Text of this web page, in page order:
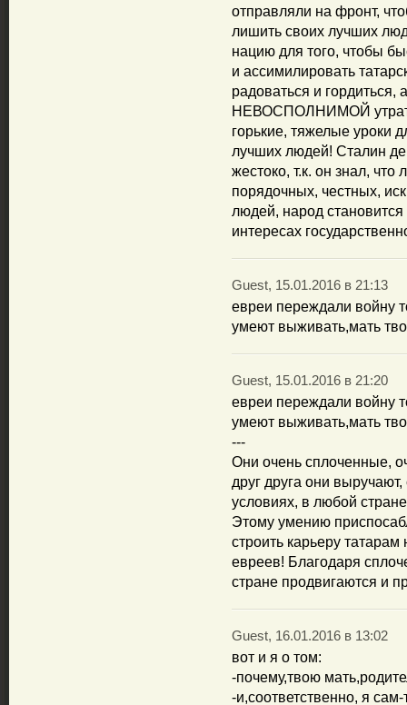
отправляли на фронт,
лишить своих лучших
нацию для того, чтобы
и ассимилировать
радоваться и гордиться,
НЕВОСПОЛНИМОЙ
горькие, тяжелые уроки
лучших людей! Сталин
жестоко, т.к. он знал,
порядочных, честных,
людей, народ
интересах
Guest, 15.01.2016 в 21:13
евреи переждали войну
умеют выживать,мать
Guest, 15.01.2016 в 21:20
евреи переждали войну
умеют выживать,мать
---
Они очень сплоченные,
друг друга они
условиях, в любой
Этому умению
строить карьеру татарам
евреев! Благодаря
стране продвигаются и
Guest, 16.01.2016 в 13:02
вот и я о том:
-почему,твою
-и,соответственно, я